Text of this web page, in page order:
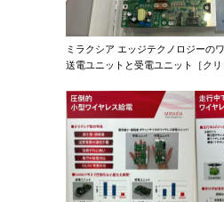
ミラクシア エッジテクノロジーの
送電ユニットと受電ユニット［クリ